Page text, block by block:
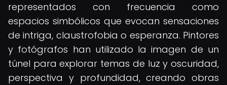
representados con frecuencia como
espacios simbólicos que evocan sensaciones
de intriga, claustrofobia o esperanza. Pintores
y fotógrafos han utilizado la imagen de un
túnel para explorar temas de luz y oscuridad,
perspectiva y profundidad, creando obras